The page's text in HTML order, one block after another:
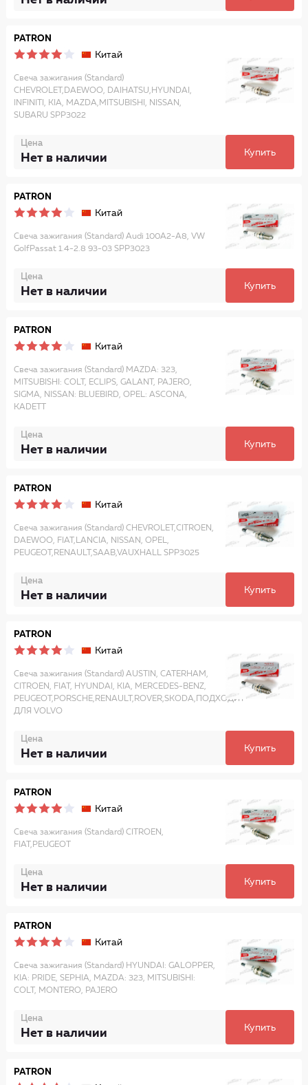
PATRON
Китай
Свеча зажигания (Standard)
CHEVROLET,DAEWOO, DAIHATSU,HYUNDAI,
INFINITI, KIA, MAZDA,MITSUBISHI, NISSAN,
SUBARU SPP3022
Цена
Нет в наличии Купить
PATRON
Китай
Свеча зажигания (Standard) Audi 100A2-A8, VW
GolfPassat 1.4-2.8 93-03 SPP3023
Цена
Нет в наличии Купить
PATRON
Китай
Свеча зажигания (Standard) MAZDA: 323,
MITSUBISHI: COLT, ECLIPS, GALANT, PAJERO,
SIGMA, NISSAN: BLUEBIRD, OPEL: ASCONA,
KADETT
Цена
Нет в наличии Купить
PATRON
Китай
Свеча зажигания (Standard) CHEVROLET,CITROEN,
DAEWOO, FIAT,LANCIA, NISSAN, OPEL,
PEUGEOT,RENAULT,SAAB,VAUXHALL SPP3025
Цена
Нет в наличии Купить
PATRON
Китай
Свеча зажигания (Standard) AUSTIN, CATERHAM,
CITROEN, FIAT, HYUNDAI, KIA, MERCEDES-BENZ,
PEUGEOT,PORSCHE,RENAULT,ROVER,SKODA,ПОДХОДИТ
ДЛЯ VOLVO
Цена
Нет в наличии Купить
PATRON
Китай
Свеча зажигания (Standard) CITROEN,
FIAT,PEUGEOT
Цена
Нет в наличии Купить
PATRON
Китай
Свеча зажигания (Standard) HYUNDAI: GALOPPER,
KIA: PRIDE, SEPHIA, MAZDA: 323, MITSUBISHI:
COLT, MONTERO, PAJERO
Цена
Нет в наличии Купить
PATRON